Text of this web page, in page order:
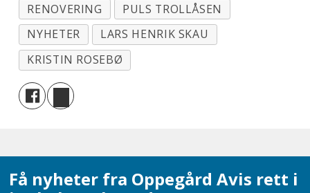
RENOVERING
PULS TROLLÅSEN
NYHETER
LARS HENRIK SKAU
KRISTIN ROSEBØ
Få nyheter fra Oppegård Avis rett i